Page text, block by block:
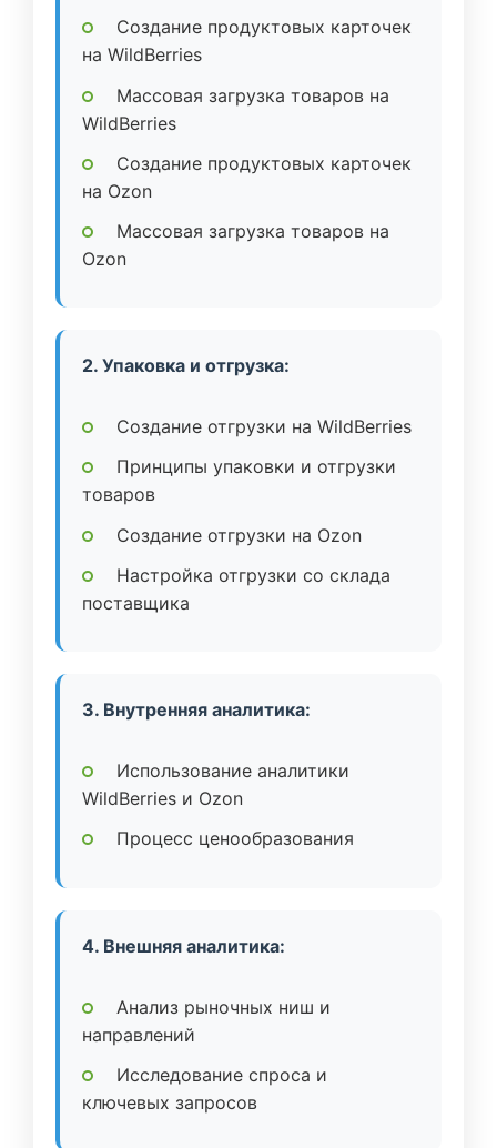
Создание продуктовых карточек
на WildBerries
Массовая загрузка товаров на
WildBerries
Создание продуктовых карточек
на Ozon
Массовая загрузка товаров на
Ozon
2. Упаковка и отгрузка:
Создание отгрузки на WildBerries
Принципы упаковки и отгрузки
товаров
Создание отгрузки на Ozon
Настройка отгрузки со склада
поставщика
3. Внутренняя аналитика:
Использование аналитики
WildBerries и Ozon
Процесс ценообразования
4. Внешняя аналитика:
Анализ рыночных ниш и
направлений
Исследование спроса и
ключевых запросов